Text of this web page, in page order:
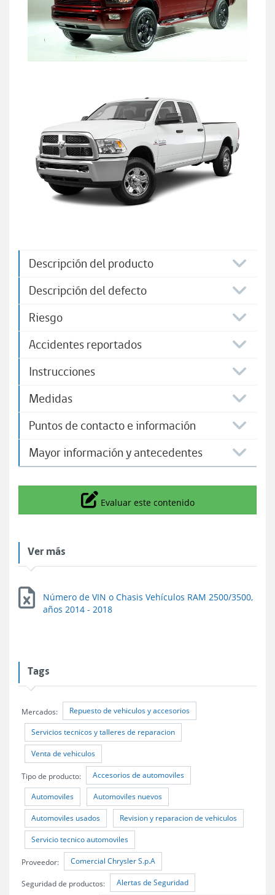
Descripción del producto
Descripción del defecto
Riesgo
Accidentes reportados
Instrucciones
Medidas
Puntos de contacto e información
Mayor información y antecedentes
Icono
Evaluar este contenido
Ver más
Número de VIN o Chasis Vehículos RAM 2500/3500,
años 2014 - 2018
Tags
Mercados: Repuesto de vehiculos y accesorios
Servicios tecnicos y talleres de reparacion
Venta de vehiculos
Tipo de producto: Accesorios de automoviles
Automoviles Automoviles nuevos
Automoviles usados Revision y reparacion de vehiculos
Servicio tecnico automoviles
Proveedor: Comercial Chrysler S.p.A
Seguridad de productos: Alertas de Seguridad